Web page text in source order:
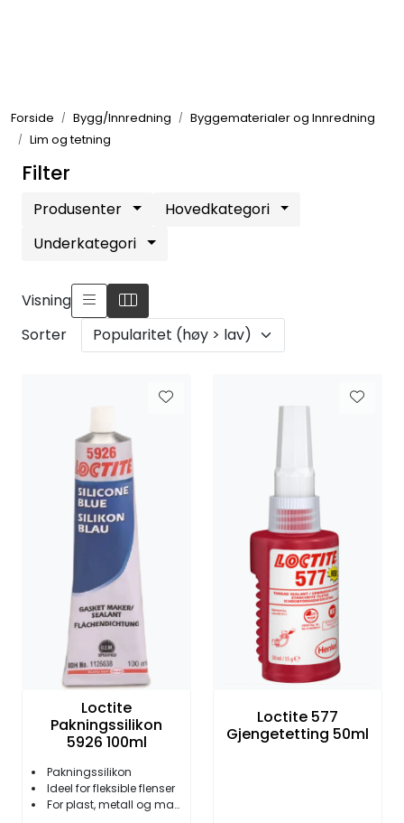
Forside Bygg/Innredning
Byggematerialer og Innredning
Lim og tetning
Filter
Produsenter
Hovedkategori
Underkategori
Visning
Sorter
Loctite
Pakningssilikon
5926 100ml
Pakningssilikon
Ideel for fleksible flenser
For plast, metall og malte overflater
Loctite 577
Gjengetetting 50ml
Elektrisk
Bygg/Innredning
Komfort
VVS
Motor/Styring
Fortøyning
Fritid/Sikkerhet
Båtpleie/Opplag
Nyheter